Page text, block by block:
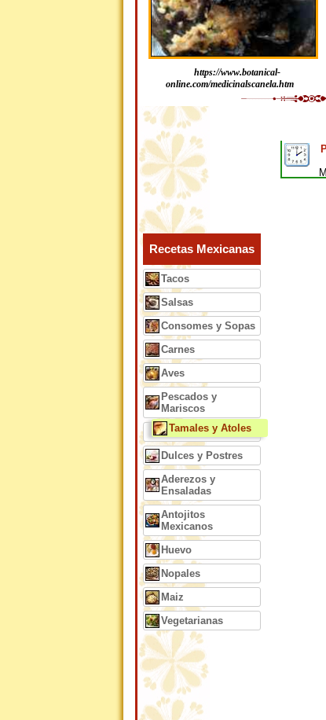
https://www.botanical-
online.com/medicinalscanela.htm
Recetas Mexicanas
Tacos
Salsas
Consomes y Sopas
Carnes
Aves
Pescados y
Mariscos
Tamales y Atoles
Dulces y Postres
Aderezos y
Ensaladas
Antojitos
Mexicanos
Huevo
Nopales
Maiz
Vegetarianas